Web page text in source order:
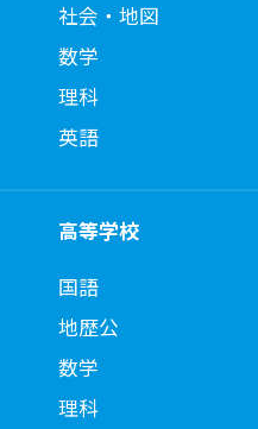
社会・地図
数学
理科
英語
高等学校
国語
地歴公
数学
理科